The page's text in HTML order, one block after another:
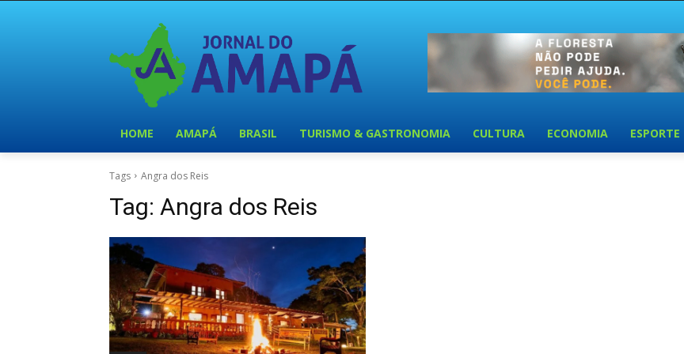
HOME AMAPÁ BRASIL TURISMO & GASTRONOMIA CULTURA ECONOMIA ESPORTE
Tags Angra dos Reis
Tag: Angra dos Reis